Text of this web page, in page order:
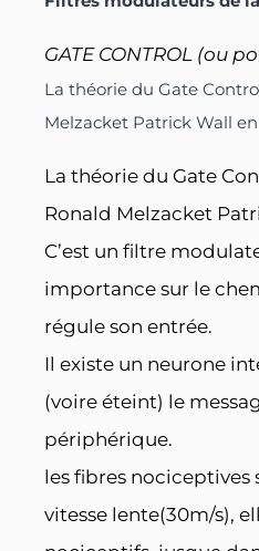
GATE CONTROL (ou
La théorie du Gate
Melzacket Patrick Wall en
La théorie du Gate
Ronald Melzacket
C’est un filtre
importance sur le
régule son entrée.
Il existe un neurone
(voire éteint) le
périphérique.
les fibres
vitesse lente(30m/s),